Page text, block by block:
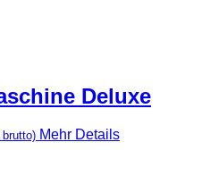
Deluxe
brutto) Mehr Details